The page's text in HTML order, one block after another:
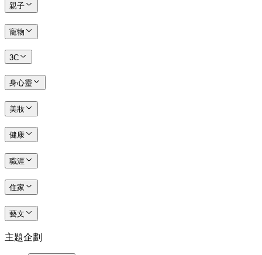
親子
寵物
3C
身心靈
美妝
健康
職涯
住家
藝文
主題企劃